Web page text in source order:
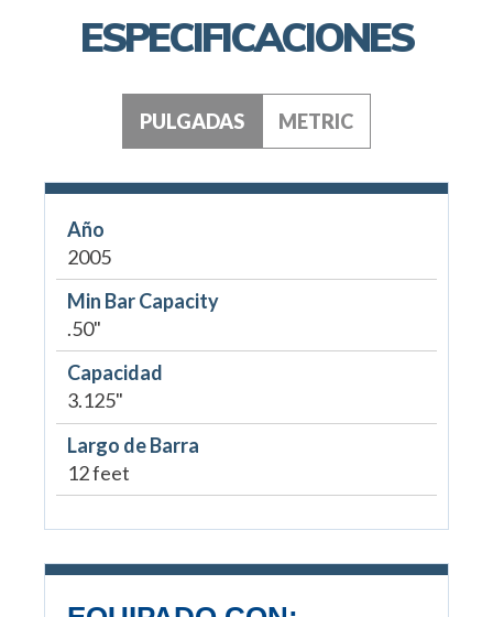
ESPECIFICACIONES
PULGADAS METRIC
Año
2005
Min Bar Capacity
.50"
Capacidad
3.125"
Largo de Barra
12 feet